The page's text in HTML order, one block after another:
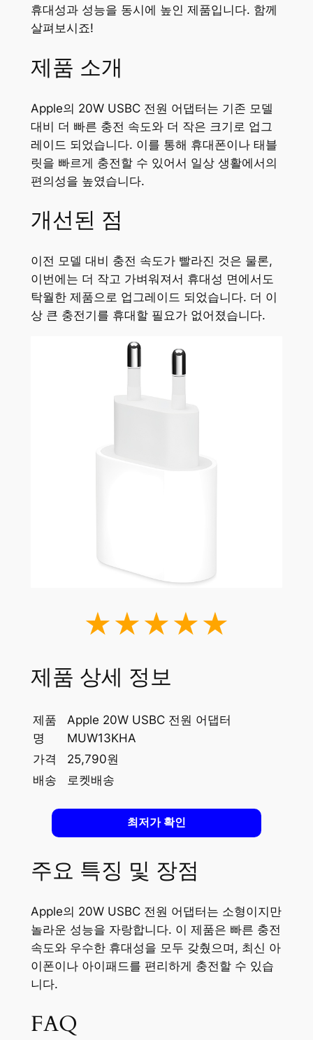
휴대성과 성능을 동시에 높인 제품입니다. 함께
살펴보시죠!
제품 소개
Apple의 20W USBC 전원 어댑터는 기존 모델
대비 더 빠른 충전 속도와 더 작은 크기로 업그
레이드 되었습니다. 이를 통해 휴대폰이나 태블
릿을 빠르게 충전할 수 있어서 일상 생활에서의
편의성을 높였습니다.
개선된 점
이전 모델 대비 충전 속도가 빨라진 것은 물론,
이번에는 더 작고 가벼워져서 휴대성 면에서도
탁월한 제품으로 업그레이드 되었습니다. 더 이
상 큰 충전기를 휴대할 필요가 없어졌습니다.
★★★★★
제품 상세 정보
제품
명
Apple 20W USBC 전원 어댑터
MUW13KHA
가격
25,790원
배송
로켓배송
최저가 확인
주요 특징 및 장점
Apple의 20W USBC 전원 어댑터는 소형이지만
놀라운 성능을 자랑합니다. 이 제품은 빠른 충전
속도와 우수한 휴대성을 모두 갖췄으며, 최신 아
이폰이나 아이패드를 편리하게 충전할 수 있습
니다.
FAQ